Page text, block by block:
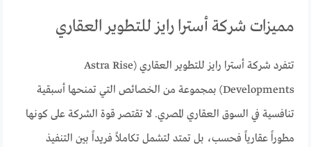
مميزات شركة أسترا رايز للتطوير العقاري
تتفرد شركة أسترا رايز للتطوير العقاري (Astra Rise
Developments) بمجموعة من الخصائص التي تمنحها أسبقية
تنافسية في السوق العقاري المصري. لا تقتصر قوة الشركة على كونها
مطوراً عقارياً فحسب، بل تمتد لتشمل تكاملاً فريداً بين التنفيذ